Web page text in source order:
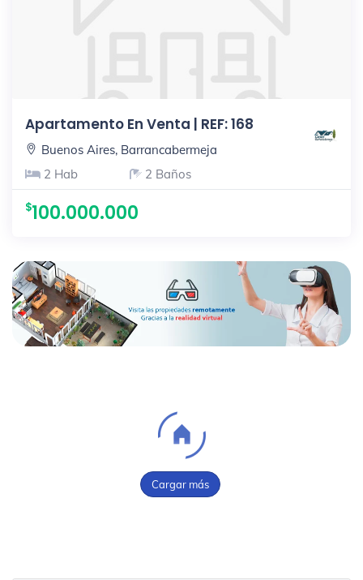
Apartamento En Venta | REF: 168
Buenos Aires, Barrancabermeja
2 Hab
2 Baños
100.000.000
Cargar más